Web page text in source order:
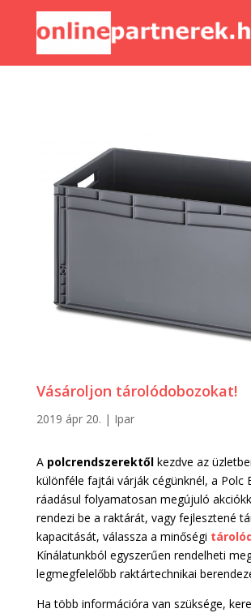
Vásároljon tárolódobozokat!
2019 ápr 20. | Ipar
A polcrendszerektőlkezdve az
különféle fajtái várják cégünknél, a Polc
ráadásul folyamatosan megújuló
rendezi be a raktárát, vagy fejlesztené
kapacitását, válassza a minőségi
Kínálatunkból egyszerűen rendelheti
legmegfelelőbb raktártechnikai
Ha több információra van szüksége,